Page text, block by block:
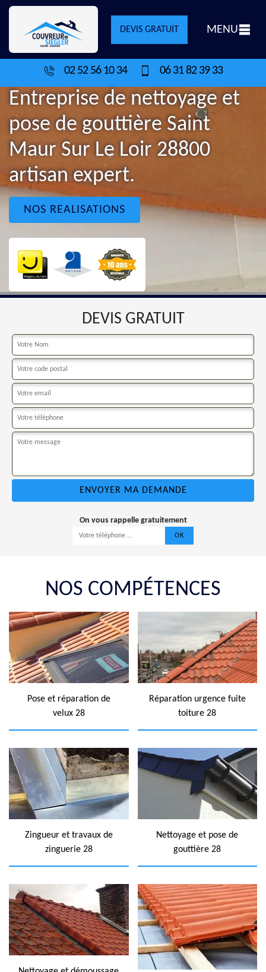
DEVIS GRATUIT MENU
02 52 56 10 34 06 31 82 39 33
Entreprise de nettoyage et
pose de gouttière Saint
Maur Sur Le Loir 28800
artisan expert.
NOS REALISATIONS
DEVIS GRATUIT
On vous rappelle gratuitement
NOS COMPÉTENCES
Pose et réparation de
velux 28
Réparation urgence fuite
toiture 28
Zingueur et travaux de
zinguerie 28
Nettoyage et pose de
gouttière 28